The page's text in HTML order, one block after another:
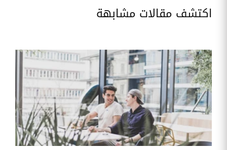
اكتشف مقالات مشابهة